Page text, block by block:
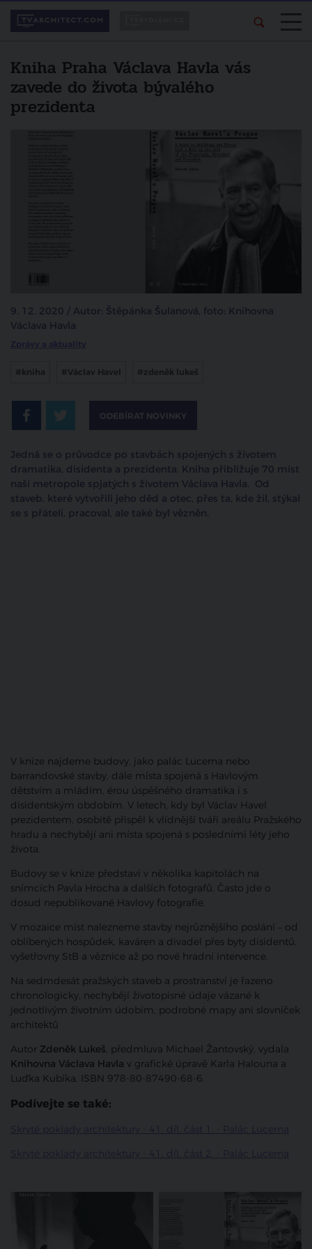
Kniha Praha Václava Havla vás
zavede do života bývalého
prezidenta
9. 12. 2020 / Autor: Štěpánka Šulanová, foto: Knihovna
Václava Havla
Zprávy a aktuality
#kniha #Václav Havel #zdeněk lukeš
ODEBÍRAT NOVINKY
Jedná se o průvodce po stavbách spojených s životem
dramatika, disidenta a prezidenta. Kniha přibližuje 70 míst
naší metropole spjatých s životem Václava Havla. Od
staveb, které vytvořili jeho děd a otec, přes ta, kde žil, stýkal
se s přáteli, pracoval, ale také byl vězněn.
V knize najdeme budovy, jako palác Lucerna nebo
barrandovské stavby, dále místa spojená s Havlovým
dětstvím a mládím, érou úspěšného dramatika i s
disidentským obdobím. V letech, kdy byl Václav Havel
prezidentem, osobitě přispěl k vlídnější tváři areálu Pražského
hradu a nechybějí ani místa spojená s posledními léty jeho
života.
Budovy se v knize představí v několika kapitolách na
snímcích Pavla Hrocha a dalších fotografů. Často jde o
dosud nepublikované Havlovy fotografie.
V mozaice míst nalezneme stavby nejrůznějšího poslání – od
oblíbených hospůdek, kaváren a divadel přes byty disidentů,
vyšetřovny StB a věznice až po nové hradní intervence.
Na sedmdesát pražských staveb a prostranství je řazeno
chronologicky, nechybějí životopisné údaje vázané k
jednotlivým životním údobím, podrobné mapy ani slovníček
architektů
Autor Zdeněk Lukeš, předmluva Michael Žantovský, vydala
Knihovna Václava Havla v grafické úpravě Karla Halouna a
Luďka Kubíka. ISBN 978-80-87490-68-6.
Podívejte se také:
Skryté poklady architektury - 41. díl, část 1. - Palác Lucerna
Skryté poklady architektury - 41. díl, část 2. - Palác Lucerna